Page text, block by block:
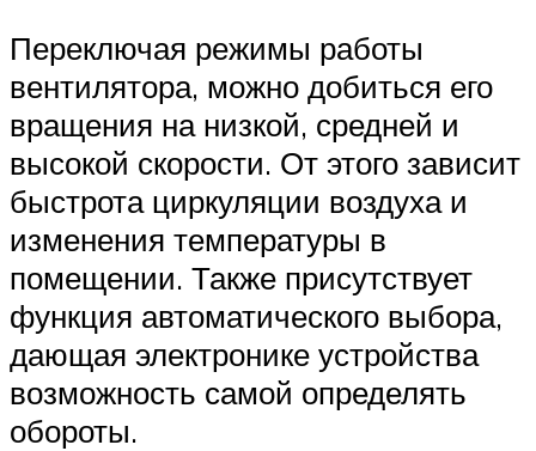
Переключая режимы работы
вентилятора, можно добиться его
вращения на низкой, средней и
высокой скорости. От этого зависит
быстрота циркуляции воздуха и
изменения температуры в
помещении. Также присутствует
функция автоматического выбора,
дающая электронике устройства
возможность самой определять
обороты.